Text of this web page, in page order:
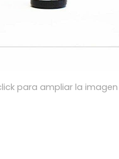
para ampliar la imagen